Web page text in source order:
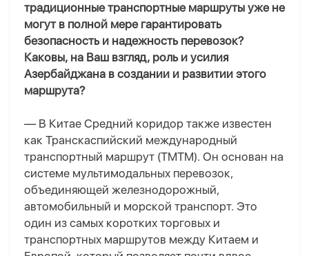
традиционные транспортные маршруты уже не
могут в полной мере гарантировать
безопасность и надежность перевозок?
Каковы, на Ваш взгляд, роль и усилия
Азербайджана в создании и развитии этого
маршрута?
— В Китае Средний коридор также известен
как Транскаспийский международный
транспортный маршрут (ТМТМ). Он основан на
системе мультимодальных перевозок,
объединяющей железнодорожный,
автомобильный и морской транспорт. Это
один из самых коротких торговых и
транспортных маршрутов между Китаем и